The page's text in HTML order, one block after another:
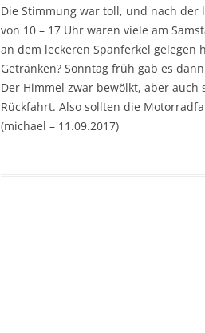
Die Stimmung war toll, und nach
von 10 – 17 Uhr waren viele am
an dem leckeren Spanferkel
Getränken? Sonntag früh gab es
Der Himmel zwar bewölkt, aber
Rückfahrt. Also sollten die
(michael – 11.09.2017)